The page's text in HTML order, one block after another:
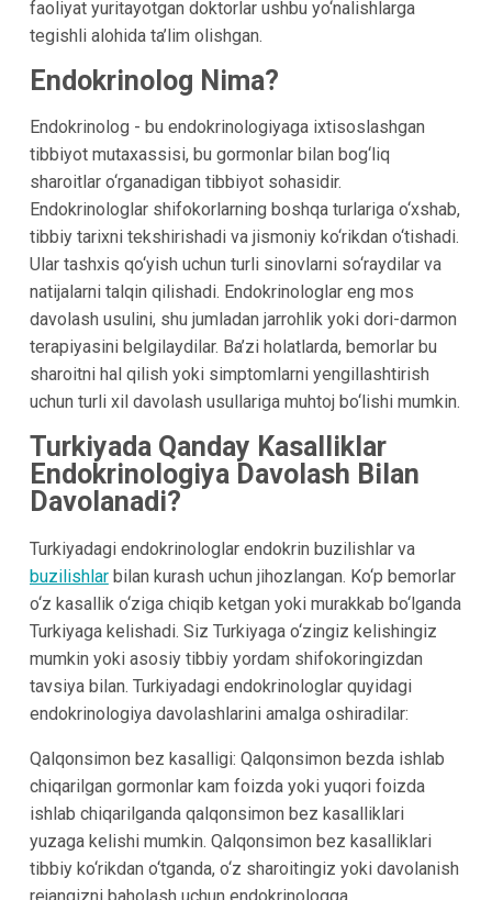
faoliyat yuritayotgan doktorlar ushbu yo‘nalishlarga
tegishli alohida ta’lim olishgan.
Endokrinolog Nima?
Endokrinolog - bu endokrinologiyaga ixtisoslashgan
tibbiyot mutaxassisi, bu gormonlar bilan bog‘liq
sharoitlar o‘rganadigan tibbiyot sohasidir.
Endokrinologlar shifokorlarning boshqa turlariga o‘xshab,
tibbiy tarixni tekshirishadi va jismoniy ko‘rikdan o‘tishadi.
Ular tashxis qo‘yish uchun turli sinovlarni so‘raydilar va
natijalarni talqin qilishadi. Endokrinologlar eng mos
davolash usulini, shu jumladan jarrohlik yoki dori-darmon
terapiyasini belgilaydilar. Ba’zi holatlarda, bemorlar bu
sharoitni hal qilish yoki simptomlarni yengillashtirish
uchun turli xil davolash usullariga muhtoj bo‘lishi mumkin.
Turkiyada Qanday Kasalliklar
Endokrinologiya Davolash Bilan
Davolanadi?
Turkiyadagi endokrinologlar endokrin buzilishlar va
buzilishlarbilan kurash uchun jihozlangan. Ko‘p bemorlar
o‘z kasallik o‘ziga chiqib ketgan yoki murakkab bo‘lganda
Turkiyaga kelishadi. Siz Turkiyaga o‘zingiz kelishingiz
mumkin yoki asosiy tibbiy yordam shifokoringizdan
tavsiya bilan. Turkiyadagi endokrinologlar quyidagi
endokrinologiya davolashlarini amalga oshiradilar:
Qalqonsimon bez kasalligi: Qalqonsimon bezda ishlab
chiqarilgan gormonlar kam foizda yoki yuqori foizda
ishlab chiqarilganda qalqonsimon bez kasalliklari
yuzaga kelishi mumkin. Qalqonsimon bez kasalliklari
tibbiy ko‘rikdan o‘tganda, o‘z sharoitingiz yoki davolanish